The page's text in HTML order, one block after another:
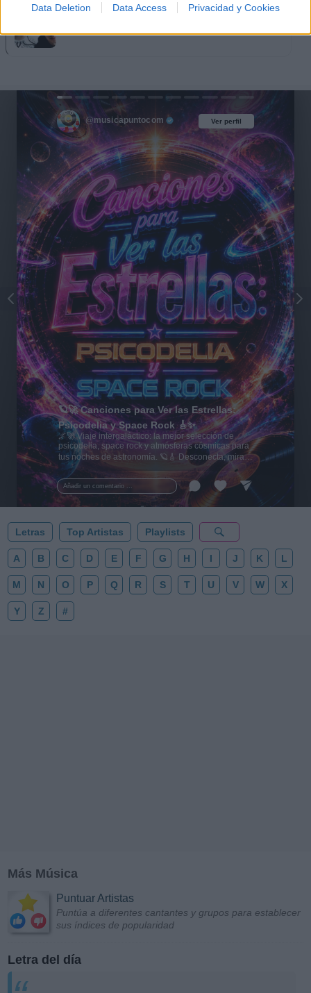
Data Deletion Data Access Privacidad y Cookies
Ver perfil
@musicapuntocom Ver perfil
Añadir un comentario ...
🪐🚀 Canciones para Ver las Estrellas:
Psicodelia y Space Rock 🎸✨
🌌🚀 Viaje intergaláctico: la mejor selección de
psicodelia, space rock y atmósferas cósmicas para
tus noches de astronomía. 🪐🎸 Desconecta, mira
al firmamento y siente la gravedad cero. 💾 ¡Guarda
esta colección para tu próxima noche estrellada!
✨⭐
Letras Top Artistas Playlists
A B C D E F G H I J K L
M N O P Q R S T U V W X
Y Z #
Más Música
Puntuar Artistas
Puntúa a diferentes cantantes y grupos para establecer
sus índices de popularidad
Letra del día